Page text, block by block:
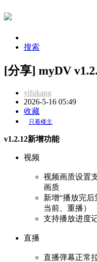
搜索
[分享] myDV
yifukang
2026-5-16 05:49
收藏
只看楼主
v1.2.12新增功能
视频
视频画质设置
画质
新增“播放完
当前、重播）
支持播放进度
直播
直播弹幕正常